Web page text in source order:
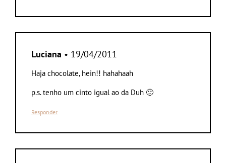
Luciana • 19/04/2011
Haja chocolate, hein!! hahahaah
p.s. tenho um cinto igual ao da Duh 🙂
Responder